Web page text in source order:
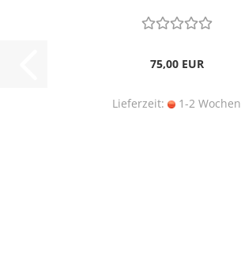
75,00 EUR
Lieferzeit: 1-2 Wochen